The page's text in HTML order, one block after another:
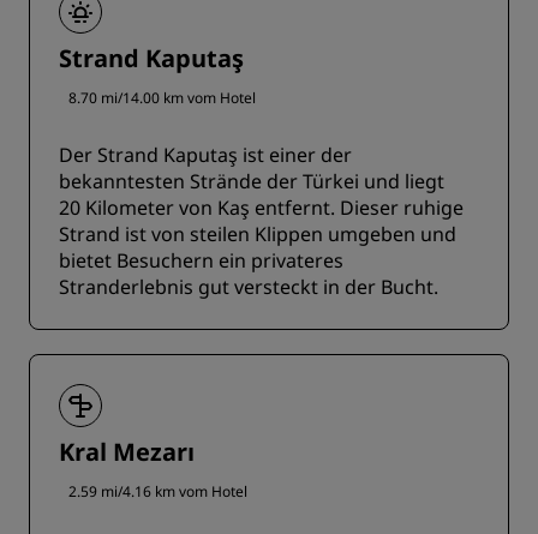
Strand Kaputaş
8.70 mi/14.00 km vom Hotel
Der Strand Kaputaş ist einer der
bekanntesten Strände der Türkei und liegt
20 Kilometer von Kaş entfernt. Dieser ruhige
Strand ist von steilen Klippen umgeben und
bietet Besuchern ein privateres
Stranderlebnis gut versteckt in der Bucht.
Kral Mezarı
2.59 mi/4.16 km vom Hotel